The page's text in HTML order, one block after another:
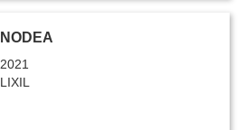
NODEA
2021
LIXIL